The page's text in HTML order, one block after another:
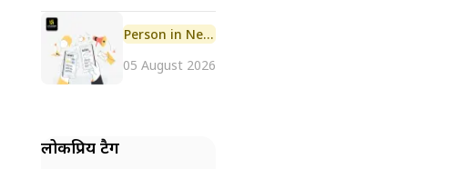
Person in News
05 August 2026
लोकप्रिय टैग